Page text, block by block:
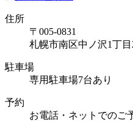
住所
〒005-0831
札幌市南区中ノ沢1丁
駐車場
専用駐車場7台あり
予約
お電話・ネットでのご